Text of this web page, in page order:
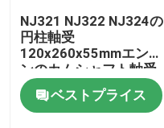
NJ321 NJ322 NJ324の
円柱軸受
120x260x55mmエンジ
ンのカムシャフト軸受
け
ベストプライス